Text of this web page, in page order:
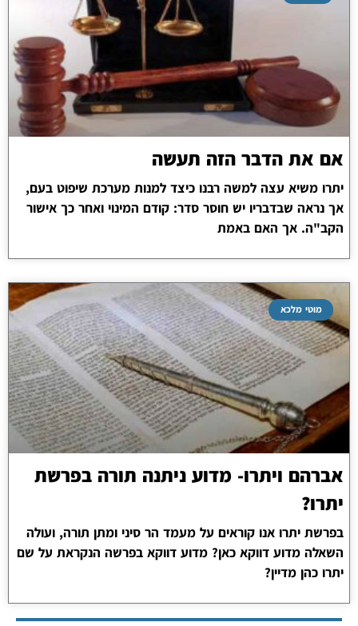
אם את הדבר הזה תעשה
יתרו משיא עצה למשה רבנו כיצד למנות מערכת שיפוט בעם,
אך נראה שבדבריו יש חוסר סדר: קודם המינוי ואחר כך אישור
הקב"ה. אך האם באמת
מוטי מלכא
אברהם ויתרו- מדוע ניתנה תורה בפרשת
יתרו?
בפרשת יתרו אנו קוראים על מעמד הר סיני ומתן תורה, ועולה
השאלה מדוע דווקא כאן? מדוע דווקא בפרשה הנקראת על שם
יתרו כהן מדיין?